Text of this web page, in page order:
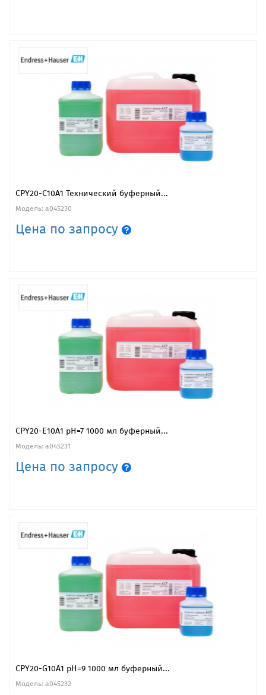
CPY20-C10A1 Технический буферный...
Модель: a045230
Цена по запросу
CPY20-E10A1 рН=7 1000 мл буферный...
Модель: a045231
Цена по запросу
CPY20-G10A1 рН=9 1000 мл буферный...
Модель: a045232